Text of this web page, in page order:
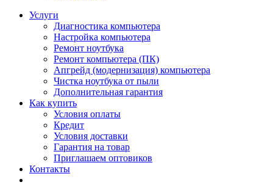
Услуги
Диагностика компьютера
Настройка компьютера
Ремонт ноутбука
Ремонт компьютера (ПК)
Апгрейд (модернизация) компьютера
Чистка ноутбука от пыли
Дополнительная гарантия
Как купить
Условия оплаты
Кредит
Условия доставки
Гарантия на товар
Приглашаем оптовиков
Контакты